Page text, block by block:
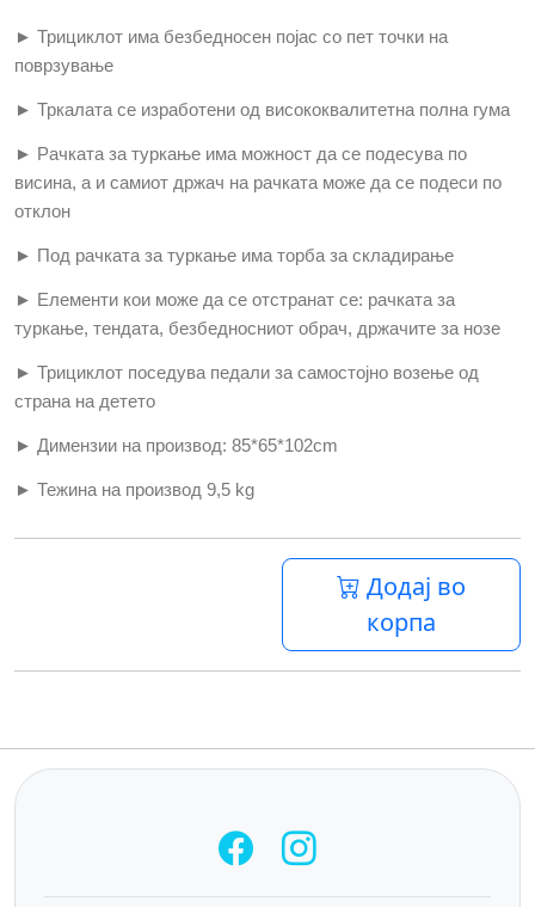
► Трициклот има безбедносен појас со пет точки на
поврзување
► Тркалата се изработени од висококвалитетна полна гума
► Рачката за туркање има можност да се подесува по
висина, а и самиот држач на рачката може да се подеси по
отклон
► Под рачката за туркање има торба за складирање
► Елементи кои може да се отстранат се: рачката за
туркање, тендата, безбедносниот обрач, држачите за нозе
► Трициклот поседува педали за самостојно возење од
страна на детето
► Димензии на производ: 85*65*102cm
► Тежина на производ 9,5 kg
Додај во
корпа